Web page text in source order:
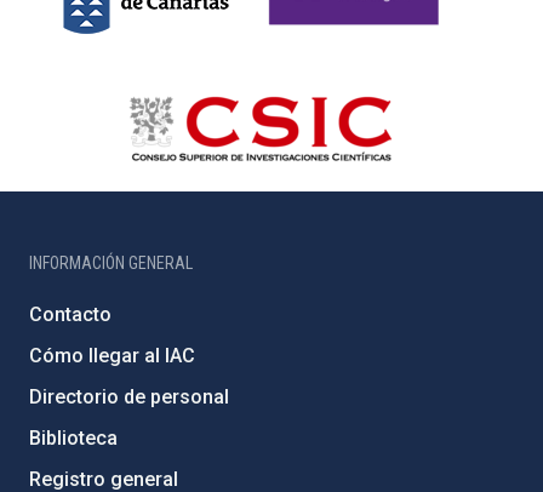
INFORMACIÓN GENERAL
Contacto
Cómo llegar al IAC
Directorio de personal
Biblioteca
Registro general